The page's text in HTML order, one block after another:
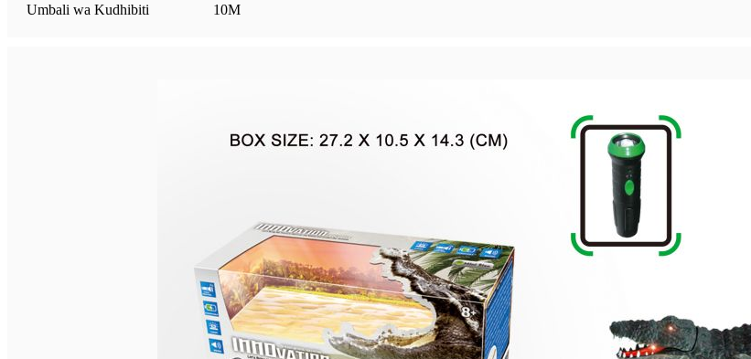
Umbali wa Kudhibiti
10M